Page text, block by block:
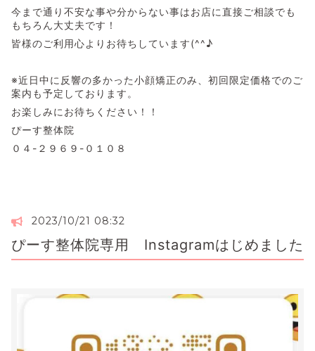
今まで通り不安な事や分からない事はお店に直接ご相談でも
もちろん大丈夫です！
皆様のご利用心よりお待ちしています(^^♪
※近日中に反響の多かった小顔矯正のみ、初回限定価格でのご
案内も予定しております。
お楽しみにお待ちください！！
ぴーす整体院
０４-２９６９-０１０８
2023/10/21 08:32
ぴーす整体院専用 Instagramはじめました